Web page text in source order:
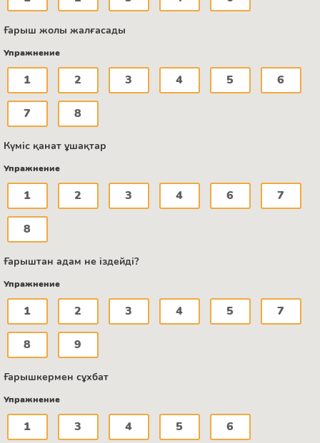
Ғарыш жолы жалғасады
Упражнение
1 2 3 4 5 6
7 8
Күміс қанат ұшақтар
Упражнение
1 2 3 4 6 7
8
Ғарыштан адам не іздейді?
Упражнение
1 2 3 4 5 7
8 9
Ғарышкермен сұхбат
Упражнение
1 3 4 5 6